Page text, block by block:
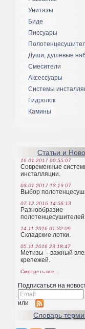
Унитазы
Биде
Писсуары
Души, душевые
Смесители
Аксессуары
Системы
Гидролок
Камины
Статьи и
16.01.2017 00:55:07
Современные
инсталляции.
03.01.2017 13:19:07
Выбор
07.12.2016 14:56:13
Разнообразие
14.11.2016 01:32:09
Складские лотки.
05.11.2016 23:18:47
Метизы – важный
крепежей.
Смотреть все...
Подписаться на
или
Cловарь